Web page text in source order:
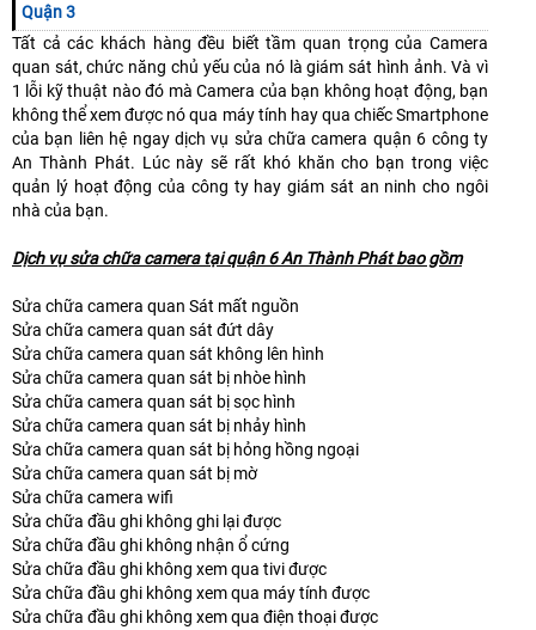
Quận 3
Tất cả các khách hàng đều biết tầm quan trọng của Camera
quan sát, chức năng chủ yếu của nó là giám sát hình ảnh. Và vì
1 lỗi kỹ thuật nào đó mà Camera của bạn không hoạt động, bạn
không thể xem được nó qua máy tính hay qua chiếc Smartphone
của bạn liên hệ ngay dịch vụ sửa chữa camera quận 6 công ty
An Thành Phát. Lúc này sẽ rất khó khăn cho bạn trong việc
quản lý hoạt động của công ty hay giám sát an ninh cho ngôi
nhà của bạn.
Dịch vụ sửa chữa camera tại quận 6 An Thành Phát bao gồm
Sửa chữa camera quan Sát mất nguồn
Sửa chữa camera quan sát đứt dây
Sửa chữa camera quan sát không lên hình
Sửa chữa camera quan sát bị nhòe hình
Sửa chữa camera quan sát bị sọc hình
Sửa chữa camera quan sát bị nhảy hình
Sửa chữa camera quan sát bị hỏng hồng ngoại
Sửa chữa camera quan sát bị mờ
Sửa chữa camera wifi
Sửa chữa đầu ghi không ghi lại được
Sửa chữa đầu ghi không nhận ổ cứng
Sửa chữa đầu ghi không xem qua tivi được
Sửa chữa đầu ghi không xem qua máy tính được
Sửa chữa đầu ghi không xem qua điện thoại được